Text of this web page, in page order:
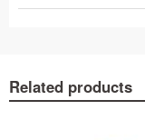
Related products